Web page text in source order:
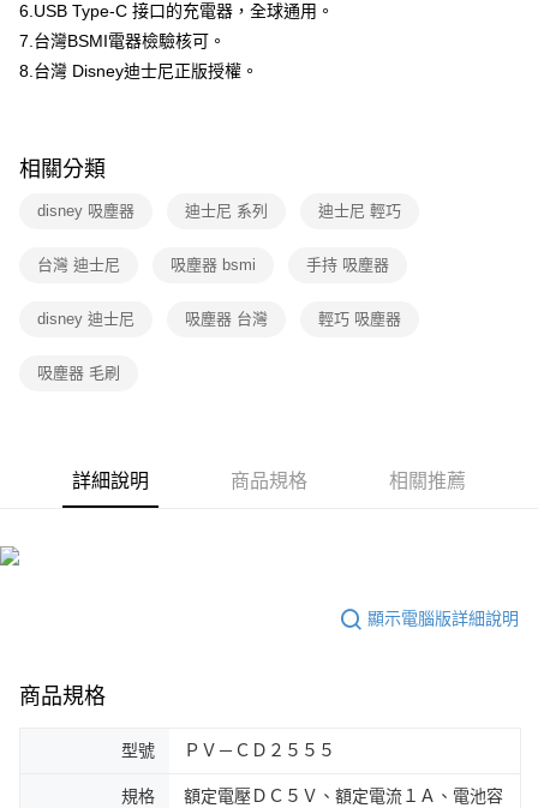
6.USB Type-C 接口的充電器，全球通用。
7.台灣BSMI電器檢驗核可。
8.台灣 Disney迪士尼正版授權。
相關分類
disney 吸塵器 迪士尼 系列 迪士尼 輕巧
台灣 迪士尼 吸塵器 bsmi 手持 吸塵器
disney 迪士尼 吸塵器 台灣 輕巧 吸塵器
吸塵器 毛刷
詳細說明 商品規格 相關推薦
顯示電腦版詳細說明
商品規格
型號 ＰＶ－ＣＤ２５５５
規格
額定電壓ＤＣ５Ｖ、額定電流１Ａ、電池容